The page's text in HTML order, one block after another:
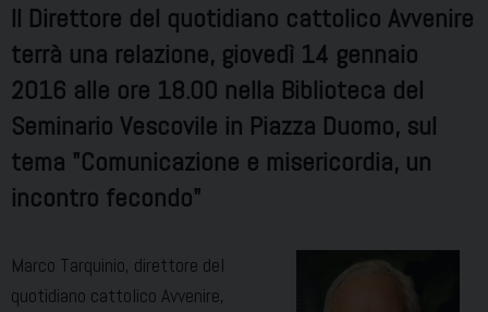
Il Direttore del quotidiano cattolico Avvenire
terrà una relazione, giovedì 14 gennaio
2016 alle ore 18.00 nella Biblioteca del
Seminario Vescovile in Piazza Duomo, sul
tema "Comunicazione e misericordia, un
incontro fecondo"
Marco Tarquinio, direttore del
quotidiano cattolico Avvenire,